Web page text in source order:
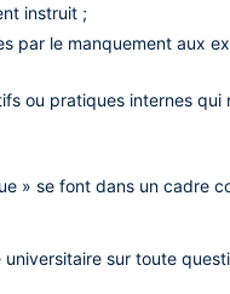
instruit ;
par le manquement aux
ou pratiques internes
» se font dans un cadre
sur toute